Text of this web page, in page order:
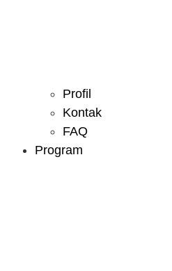
Profil
Kontak
FAQ
Program